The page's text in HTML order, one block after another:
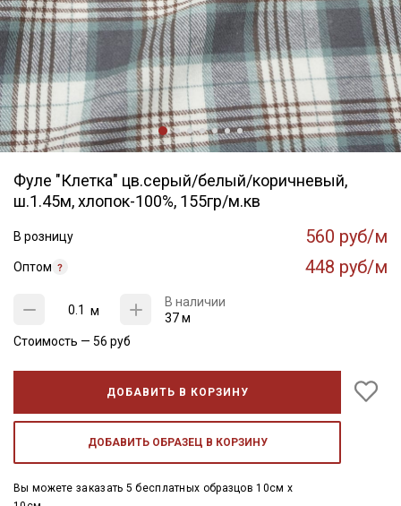
Фуле "Клетка" цв.серый/белый/коричневый,
ш.1.45м, хлопок-100%, 155гр/м.кв
В розницу 560 руб/м
Оптом 448 руб/м
м
В наличии
37 м
Стоимость — 56 руб
ДОБАВИТЬ В КОРЗИНУ
ДОБАВИТЬ ОБРАЗЕЦ В КОРЗИНУ
Вы можете заказать 5 бесплатных образцов 10см x